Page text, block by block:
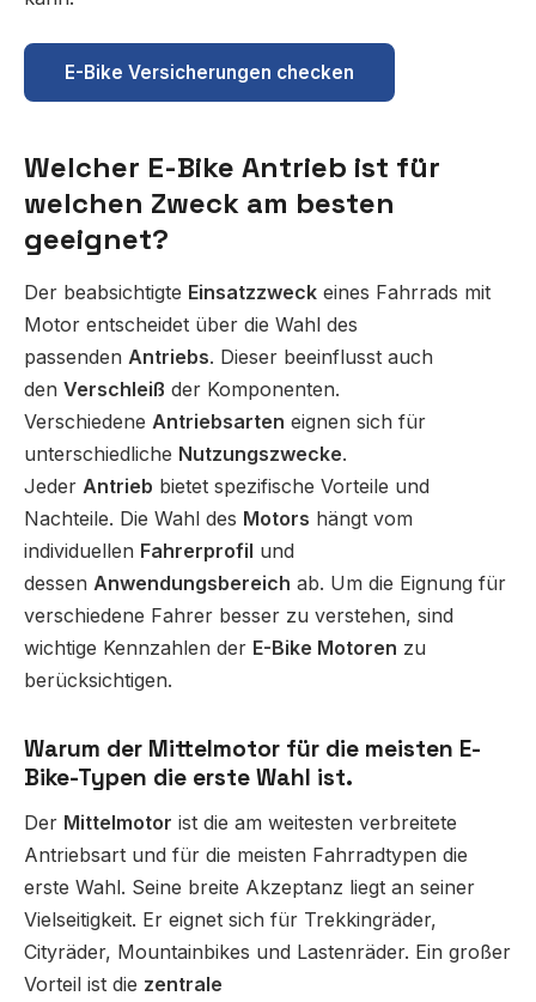
E-Bike Versicherungen checken
Welcher E-Bike Antrieb ist für
welchen Zweck am besten
geeignet?
Der beabsichtigte Einsatzzweck eines Fahrrads mit
Motor entscheidet über die Wahl des
passenden Antriebs. Dieser beeinflusst auch
den Verschleiß der Komponenten.
Verschiedene Antriebsarten eignen sich für
unterschiedliche Nutzungszwecke.
Jeder Antrieb bietet spezifische Vorteile und
Nachteile. Die Wahl des Motors hängt vom
individuellen Fahrerprofil und
dessen Anwendungsbereich ab. Um die Eignung für
verschiedene Fahrer besser zu verstehen, sind
wichtige Kennzahlen der E-Bike Motoren zu
berücksichtigen.
Warum der Mittelmotor für die meisten E-
Bike-Typen die erste Wahl ist.
Der Mittelmotor ist die am weitesten verbreitete
Antriebsart und für die meisten Fahrradtypen die
erste Wahl. Seine breite Akzeptanz liegt an seiner
Vielseitigkeit. Er eignet sich für Trekkingräder,
Cityräder, Mountainbikes und Lastenräder. Ein großer
Vorteil ist die zentrale